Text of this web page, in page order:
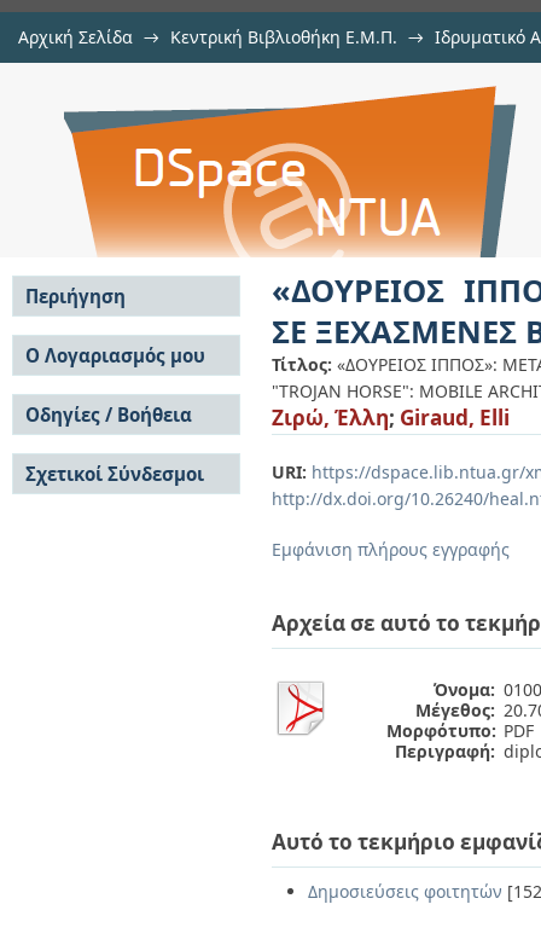
Αρχική Σελίδα → Κεντρική Βιβλιοθήκη Ε.Μ.Π. → Ιδρυματικό
«ΔΟΥΡΕΙΟΣ ΙΠΠΟΣ»:
ΒΙΟΜΗΧΑΝΙΚΕΣ ΖΩΝΕΣ
«ΔΟΥΡΕΙΟΣ
ΣΕ ΞΕΧΑΣΜΕΝΕΣ
Τίτλος: «ΔΟΥΡΕΙΟΣ ΙΠΠΟΣ»:
"TROJAN HORSE": MOBILE
Ζιρώ, Έλλη; Giraud, Elli
URI: https://dspace.lib.ntua.gr/
http://dx.doi.org/10.26240/
Εμφάνιση πλήρους εγγραφής
Αρχεία σε αυτό το
Όνομα:
Μέγεθος:
Μορφότυπο: PDF
Περιγραφή:
Αυτό το τεκμήριο
Δημοσιεύσεις φοιτητών
Περιήγηση
Σε όλο το DSpace
Κοινότητες & Συλλογές
Ανά Ημερομηνία
Έκδοσης
Συγγραφείς
Τίτλοι
Θέματα
Ο Λογαριασμός μου
Σύνδεση
Εγγραφή
Οδηγίες / Βοήθεια
Οδηγίες Υποβολής
Οδηγίες Χρήσης ΙΑ
Συχνές Ερωτήσεις
Σχετικοί Σύνδεσμοι